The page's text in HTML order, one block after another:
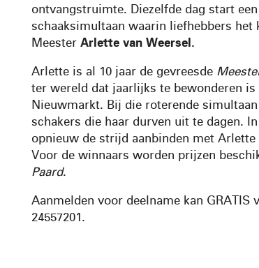
ontvangstruimte. Diezelfde dag start
schaaksimultaan waarin liefhebbers het
Meester Arlette van Weersel.
Arlette is al 10 jaar de gevreesde
ter wereld dat jaarlijks te bewonderen
Nieuwmarkt. Bij die roterende
schakers die haar durven uit te dagen.
opnieuw de strijd aanbinden met Arlette
Voor de winnaars worden prijzen
Paard.
Aanmelden voor deelname kan GRATIS
24557201.